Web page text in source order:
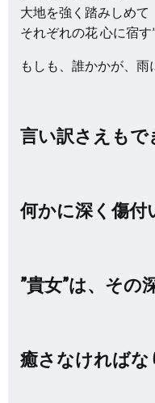
大地を強く踏みしめて
それぞれの花 心に宿す
もしも、誰かかが、雨
言い訳さえもで
何かに深く傷付
”貴女”は、その
癒さなければな